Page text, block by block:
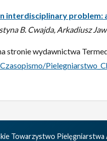
interdisciplinary
B. Cwajda, Arkadiusz
stronie wydawnictwa
Towarzystwo